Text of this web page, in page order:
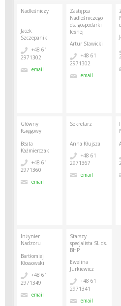
Nadleśniczy
Jacek
Szczepanik
+48 61
2971302
email
Zastępca
Nadleśniczego
ds. gospodarki
leśnej
Artur Stawicki
+48 61
2971302
email
Główny
Księgowy
Beata
Kaźmierczak
+48 61
2971360
email
Sekretarz
Anna Kłujsza
+48 61
2971367
email
Inżynier
Nadzoru
Bartłomiej
Kłossowski
+48 61
2971349
email
Starszy
specjalista SL ds.
BHP
Ewelina
Jurkiewicz
+48 61
2971341
email